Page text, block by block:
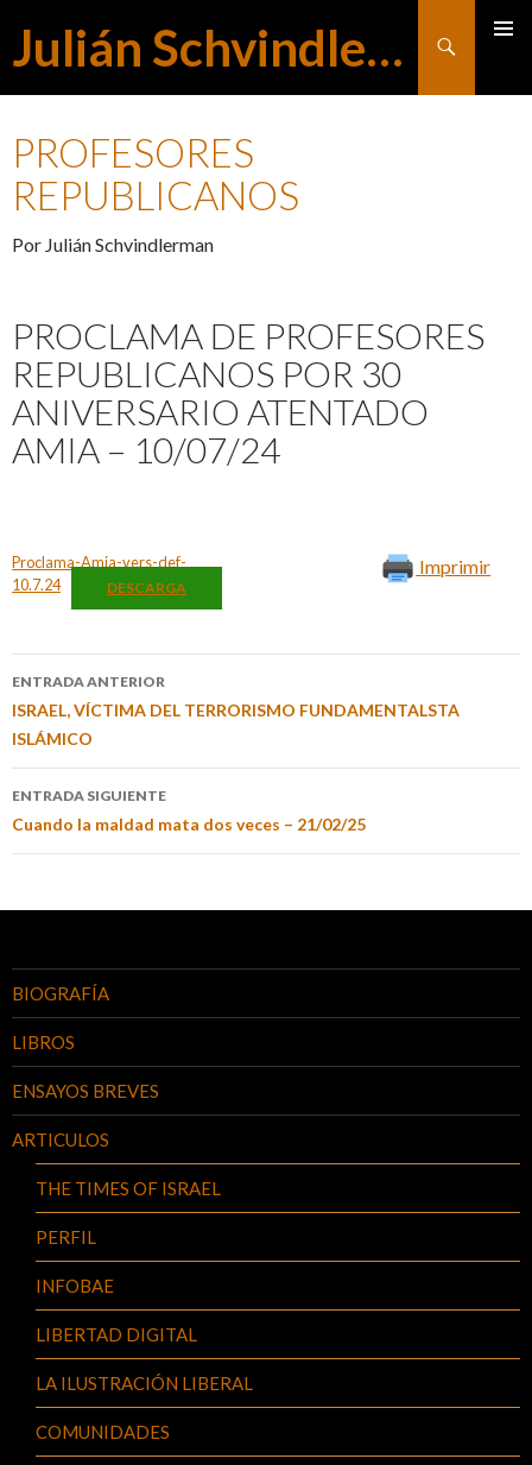
Julián Schvindlerman
Buscar
AL
PROFESORES
REPUBLICANOS
Por Julián Schvindlerman
PROCLAMA DE PROFESORES
REPUBLICANOS POR 30
ANIVERSARIO ATENTADO
AMIA – 10/07/24
Imprimir
Proclama-Amia-vers-def-
10.7.24
DESCARGA
ENTRADA ANTERIOR
ISRAEL, VÍCTIMA DEL TERRORISMO FUNDAMENTALSTA
ISLÁMICO
ENTRADA SIGUIENTE
Cuando la maldad mata dos veces – 21/02/25
BIOGRAFÍA
LIBROS
ENSAYOS BREVES
ARTICULOS
THE TIMES OF ISRAEL
PERFIL
INFOBAE
LIBERTAD DIGITAL
LA ILUSTRACIÓN LIBERAL
COMUNIDADES